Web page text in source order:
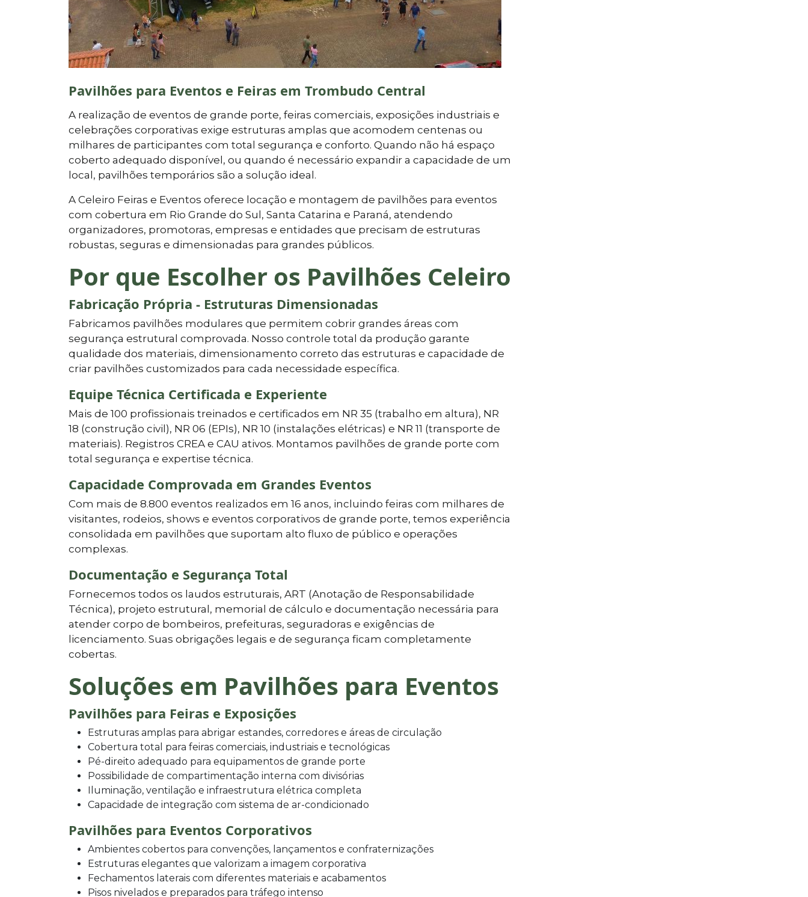
Pavilhões para Eventos e Feiras em Trombudo Central
A realização de eventos de grande porte, feiras comerciais, exposições industriais e
celebrações corporativas exige estruturas amplas que acomodem centenas ou
milhares de participantes com total segurança e conforto. Quando não há espaço
coberto adequado disponível, ou quando é necessário expandir a capacidade de um
local, pavilhões temporários são a solução ideal.
A Celeiro Feiras e Eventos oferece locação e montagem de pavilhões para eventos
com cobertura em Rio Grande do Sul, Santa Catarina e Paraná, atendendo
organizadores, promotoras, empresas e entidades que precisam de estruturas
robustas, seguras e dimensionadas para grandes públicos.
Por que Escolher os Pavilhões Celeiro
Fabricação Própria - Estruturas Dimensionadas
Fabricamos pavilhões modulares que permitem cobrir grandes áreas com
segurança estrutural comprovada. Nosso controle total da produção garante
qualidade dos materiais, dimensionamento correto das estruturas e capacidade de
criar pavilhões customizados para cada necessidade específica.
Equipe Técnica Certificada e Experiente
Mais de 100 profissionais treinados e certificados em NR 35 (trabalho em altura), NR
18 (construção civil), NR 06 (EPIs), NR 10 (instalações elétricas) e NR 11 (transporte de
materiais). Registros CREA e CAU ativos. Montamos pavilhões de grande porte com
total segurança e expertise técnica.
Capacidade Comprovada em Grandes Eventos
Com mais de 8.800 eventos realizados em 16 anos, incluindo feiras com milhares de
visitantes, rodeios, shows e eventos corporativos de grande porte, temos experiência
consolidada em pavilhões que suportam alto fluxo de público e operações
complexas.
Documentação e Segurança Total
Fornecemos todos os laudos estruturais, ART (Anotação de Responsabilidade
Técnica), projeto estrutural, memorial de cálculo e documentação necessária para
atender corpo de bombeiros, prefeituras, seguradoras e exigências de
licenciamento. Suas obrigações legais e de segurança ficam completamente
cobertas.
Soluções em Pavilhões para Eventos
Pavilhões para Feiras e Exposições
Estruturas amplas para abrigar estandes, corredores e áreas de circulação
Cobertura total para feiras comerciais, industriais e tecnológicas
Pé-direito adequado para equipamentos de grande porte
Possibilidade de compartimentação interna com divisórias
Iluminação, ventilação e infraestrutura elétrica completa
Capacidade de integração com sistema de ar-condicionado
Pavilhões para Eventos Corporativos
Ambientes cobertos para convenções, lançamentos e confraternizações
Estruturas elegantes que valorizam a imagem corporativa
Fechamentos laterais com diferentes materiais e acabamentos
Pisos nivelados e preparados para tráfego intenso